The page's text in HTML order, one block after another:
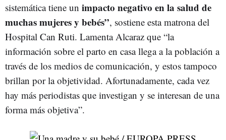
sistemática tiene un impacto negativo en la salud de
muchas mujeres y bebés”, sostiene esta matrona del
Hospital Can Ruti. Lamenta Alcaraz que “la
información sobre el parto en casa llega a la población a
través de los medios de comunicación, y estos tampoco
brillan por la objetividad. Afortunadamente, cada vez
hay más periodistas que investigan y se interesan de una
forma más objetiva”.